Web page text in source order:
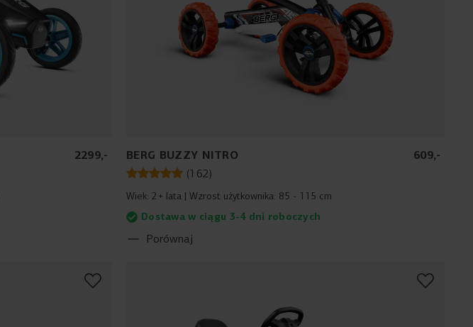
2299,- BERG BUZZY NITRO 609,-
(162)
Wiek: 2+ lata Wzrost użytkownika: 85 - 115 cm
Dostawa w ciągu 3-4 dni roboczych
Porównaj